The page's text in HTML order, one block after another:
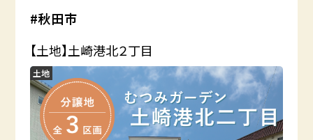
#秋田市
【土地】土崎港北２丁目
土地